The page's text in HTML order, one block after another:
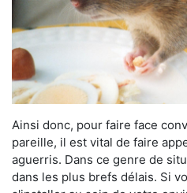
Ainsi donc, pour faire face
pareille, il est vital de faire
aguerris. Dans ce genre de
dans les plus brefs délais. Si